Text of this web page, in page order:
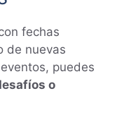
fechas
de nuevas
puedes
o